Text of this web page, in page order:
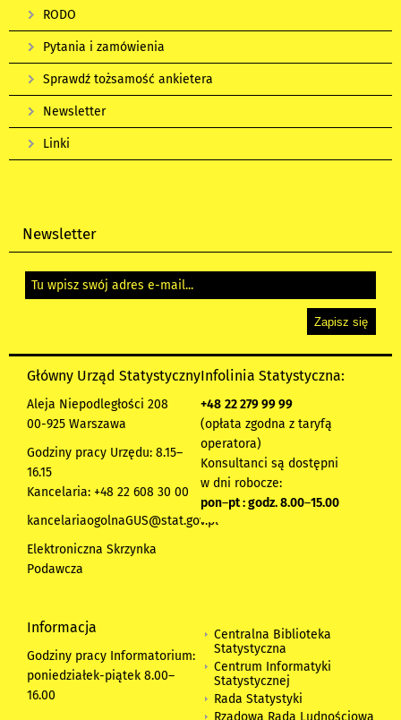
RODO
Pytania i zamówienia
Sprawdź tożsamość ankietera
Newsletter
Linki
Newsletter
Główny Urząd Statystyczny
Aleja Niepodległości 208
00-925 Warszawa
Godziny pracy Urzędu: 8.15–
16.15
Kancelaria: +48 22 608 30 00
kancelariaogolnaGUS@stat.gov.pl
Elektroniczna Skrzynka
Podawcza
Infolinia Statystyczna:
+48 22 279 99 99
(opłata zgodna z taryfą
operatora)
Konsultanci są dostępni
w dni robocze:
pon–pt : godz. 8.00–15.00
Informacja
Godziny pracy Informatorium:
poniedziałek-piątek 8.00–
16.00
Centralna Biblioteka
Statystyczna
Centrum Informatyki
Statystycznej
Rada Statystyki
Rządowa Rada Ludnościowa